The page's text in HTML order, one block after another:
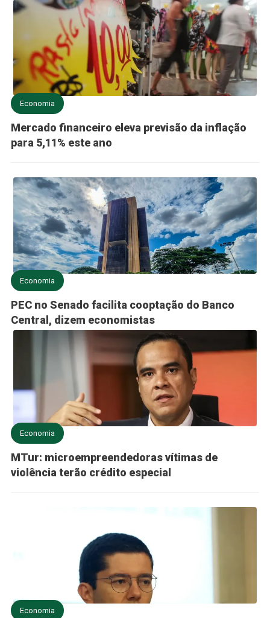
Economia
Mercado financeiro eleva previsão da inflação
para 5,11% este ano
Economia
PEC no Senado facilita cooptação do Banco
Central, dizem economistas
Economia
MTur: microempreendedoras vítimas de
violência terão crédito especial
Economia